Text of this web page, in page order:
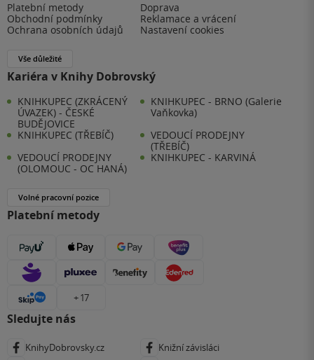
Platební metody
Doprava
Obchodní podmínky
Reklamace a vrácení
Ochrana osobních údajů
Nastavení cookies
Vše důležité
Kariéra v Knihy Dobrovský
KNIHKUPEC (ZKRÁCENÝ
ÚVAZEK) - ČESKÉ
BUDĚJOVICE
KNIHKUPEC - BRNO (Galerie
Vaňkovka)
KNIHKUPEC (TŘEBÍČ)
VEDOUCÍ PRODEJNY
(TŘEBÍČ)
VEDOUCÍ PRODEJNY
(OLOMOUC - OC HANÁ)
KNIHKUPEC - KARVINÁ
Volné pracovní pozice
Platební metody
+ 17
Sledujte nás
KnihyDobrovsky.cz
Knižní závisláci